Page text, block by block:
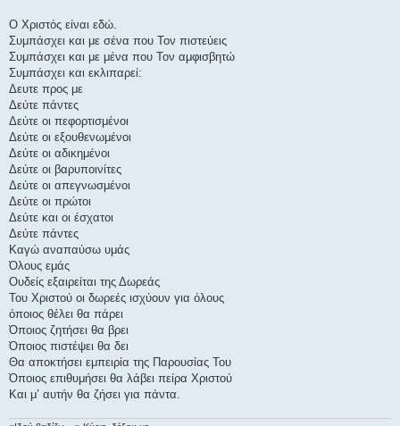
Ο Χριστός είναι εδώ.
Συμπάσχει και με σένα που Τον πιστεύεις
Συμπάσχει και με μένα που Τον αμφισβητώ
Συμπάσχει και εκλιπαρεί:
Δευτε προς με
Δεύτε πάντες
Δεύτε οι πεφορτισμένοι
Δεύτε οι εξουθενωμένοι
Δεύτε οι αδικημένοι
Δεύτε οι βαρυποινίτες
Δεύτε οι απεγνωσμένοι
Δεύτε οι πρώτοι
Δεύτε και οι έσχατοι
Δεύτε πάντες
Καγώ αναπαύσω υμάς
Όλους εμάς
Ουδείς εξαιρείται της Δωρεάς
Του Χριστού οι δωρεές ισχύουν για όλους
όποιος θέλει θα πάρει
Όποιος ζητήσει θα βρει
Όποιος πιστέψει θα δει
Θα αποκτήσει εμπειρία της Παρουσίας Του
Όποιος επιθυμήσει θα λάβει πείρα Χριστού
Και μ’ αυτήν θα ζήσει για πάντα.